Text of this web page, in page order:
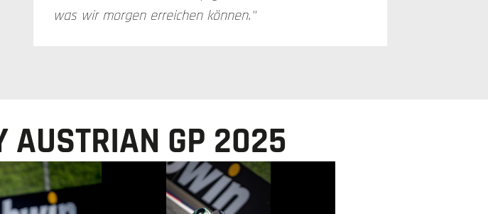
was wir morgen erreichen können."
AUSTRIAN GP 2025